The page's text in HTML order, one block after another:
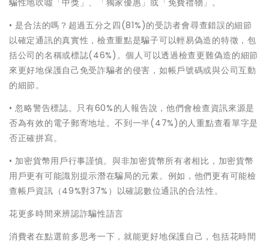
騙性地吹噓「中獎」、「獨家優惠」或「免費禮物」。
• 是合法的嗎？超過五分之四(81%)的受訪者會尋查錯誤的細節
以確定通訊的真實性，檢查重點是騙子可以輕易偽造的特徵，包
括公司的名稱或標誌(46%)。個人可以透過檢查更難偽造的細節
來更好地保護自己免受詐騙者的侵害，如帳戶號碼或與公司互動
的細節。
• 忽略警告標誌。只有60%的人報告說，他們會檢查資訊來源是
否為有效的電子郵寄地址。不到一半(47%)的人重點查看單字是
否正確拼寫。
• 加密貨幣用戶行事謹慎。與非加密貨幣所有者相比，加密貨幣
用戶更有可能識別提示潛在騙局的元素。例如，他們更有可能檢
查帳戶資訊（49%對37%）以確認數位通訊的合法性。
花更多時間來辨認詐騙性語言
消費者在點選前多思考一下，就能更好地保護自己，包括花時間